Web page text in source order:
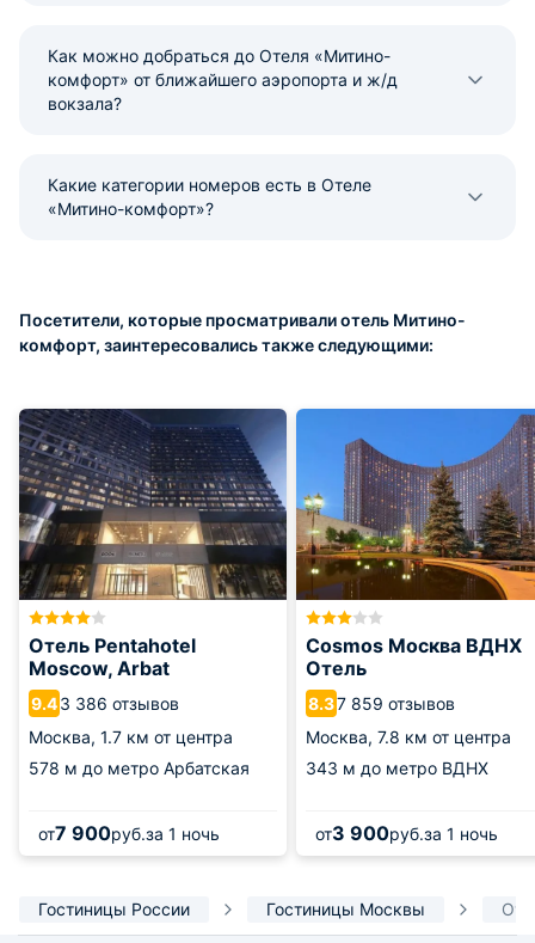
Как можно добраться до Отеля «Митино-
комфорт» от ближайшего аэропорта и ж/д
вокзала?
Какие категории номеров есть в Отеле
«Митино-комфорт»?
Посетители, которые просматривали отель Митино-
комфорт, заинтересовались также следующими:
Отель Pentahotel
Moscow, Arbat
9.43 386 отзывов
Москва, 1.7 км от центра
578 м до метро Арбатская
от7 900руб.за 1 ночь
Cosmos Москва ВДНХ
Отель
8.37 859 отзывов
Москва, 7.8 км от центра
343 м до метро ВДНХ
от3 900руб.за 1 ночь
Гостиницы России Гостиницы Москвы